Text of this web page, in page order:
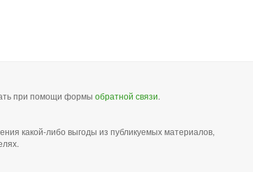
при помощи формы обратной связи.
какой-либо выгоды из публикуемых материалов,